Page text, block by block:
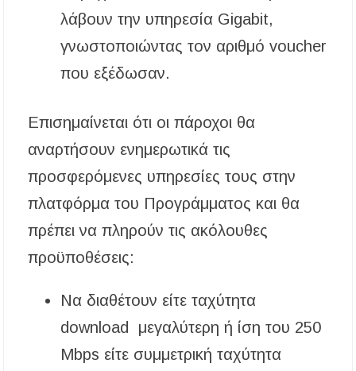
λάβουν την υπηρεσία Gigabit,
γνωστοποιώντας τον αριθμό voucher
που εξέδωσαν.
Επισημαίνεται ότι οι πάροχοι θα
αναρτήσουν ενημερωτικά τις
προσφερόμενες υπηρεσίες τους στην
πλατφόρμα του Προγράμματος και θα
πρέπει να πληρούν τις ακόλουθες
προϋποθέσεις:
Να διαθέτουν είτε ταχύτητα
download μεγαλύτερη ή ίση του 250
Mbps είτε συμμετρική ταχύτητα